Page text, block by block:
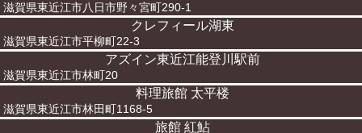
滋賀県東近江市八日市野々宮町290-1
クレフィール湖東
滋賀県東近江市平柳町22-3
アズイン東近江能登川駅前
滋賀県東近江市林町20
料理旅館 太平楼
滋賀県東近江市林田町1168-5
旅館 紅鮎